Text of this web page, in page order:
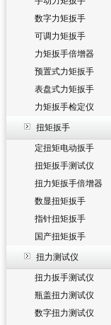
数字力矩扳手
可调力矩扳手
力矩扳手倍增器
预置式力矩扳手
表盘式力矩扳手
力矩扳手检定仪
扭矩扳手
定扭矩电动扳手
扭矩扳手测试仪
扭力矩扳手倍增器
数显扭矩扳手
指针扭矩扳手
国产扭矩扳手
扭力测试仪
扭力扳手测试仪
瓶盖扭力测试仪
数字扭力测试仪